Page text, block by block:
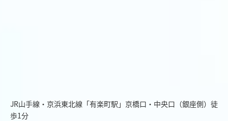
JR山手線・京浜東北線「有楽町駅」京橋口・中央口（銀座側）徒
歩1分